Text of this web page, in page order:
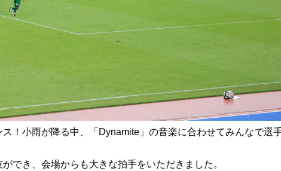
！ 小雨が降る中、「Dynamite」の音楽に合わせてみんなで選
でき、会場からも大きな拍手をいただきました。